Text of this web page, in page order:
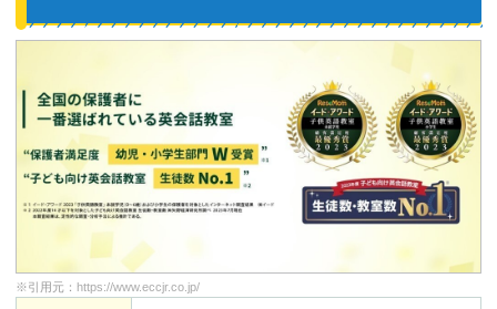
※引用元： https://www.eccjr.co.jp/